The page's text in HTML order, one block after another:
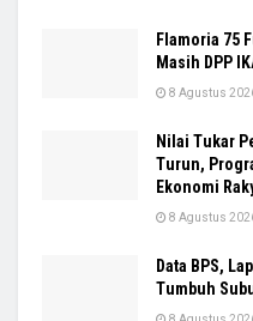
Flamoria 75
Masih DPP
8 Agustus
Nilai Tukar
Turun,
Ekonomi
8 Agustus
Data BPS,
Tumbuh